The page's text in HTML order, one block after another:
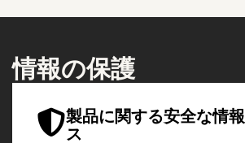
情報の保護
製品に関する安全な情
ス